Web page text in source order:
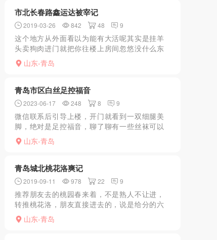
市北长春路鑫运达被宰记
2019-03-26 842 48 9
这个地方从外面看以为能有大活呢其实是挂羊
头卖狗肉进门就把你往楼上房间忽悠没什么东
西就是用手大飞机这不让摸那不让碰那女的还
挺牛B房间有一股发霉的味要不是汉口路那边没
山东-青岛
青岛市区白丝足控福音
2023-06-17 248 8 9
微信联系后引导上楼，开门就看到一双细腿美
脚，绝对是足控福音，聊了聊有一些丝袜可以
选择，选一双白丝，然后开始服务，小姐姐可
足交也可以正常口做，态度挺好的，基本会配
山东-青岛
青岛城北桃花洛爽记
2019-09-11 978 22 9
推荐朋友去的桃园春来着，不是熟人不让进，
转推桃花洛，朋友直接进去的，说是给分的六
号技师长得一般，莱莱比较大，该有的活都
有，但是没体验到dulong，态度还可以，不催
山东-青岛